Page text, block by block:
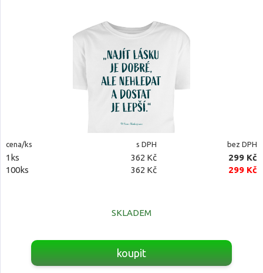
cena/ks s DPH bez DPH
1ks 362 Kč
299 Kč
100ks
362 Kč 299 Kč
SKLADEM
koupit